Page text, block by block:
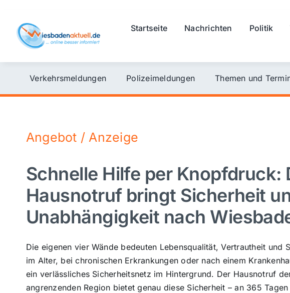
content
Startseite Nachrichten Politik
Verkehrsmeldungen Polizeimeldungen Themen und
Angebot / Anzeige
Schnelle Hilfe per Knopfdruck:
Hausnotruf bringt Sicherheit
Unabhängigkeit nach
Die eigenen vier Wände bedeuten Lebensqualität, Vertrautheit und
im Alter, bei chronischen Erkrankungen oder nach einem
ein verlässliches Sicherheitsnetz im Hintergrund. Der Hausnotruf
angrenzenden Region bietet genau diese Sicherheit – an 365